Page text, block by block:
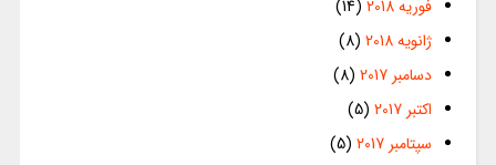
فوریه 2018
(14)
ژانویه 2018
(8)
دسامبر 2017
(8)
اکتبر 2017
(5)
سپتامبر 2017
(5)